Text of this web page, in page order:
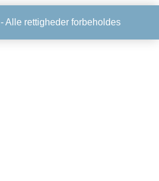
- Alle rettigheder forbeholdes